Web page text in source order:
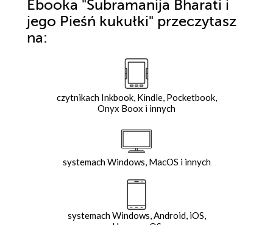
Ebooka "Subramanija Bharati i
jego Pieśń kukułki" przeczytasz
na:
czytnikach Inkbook, Kindle, Pocketbook,
Onyx Boox i innych
systemach Windows, MacOS i innych
systemach Windows, Android, iOS,